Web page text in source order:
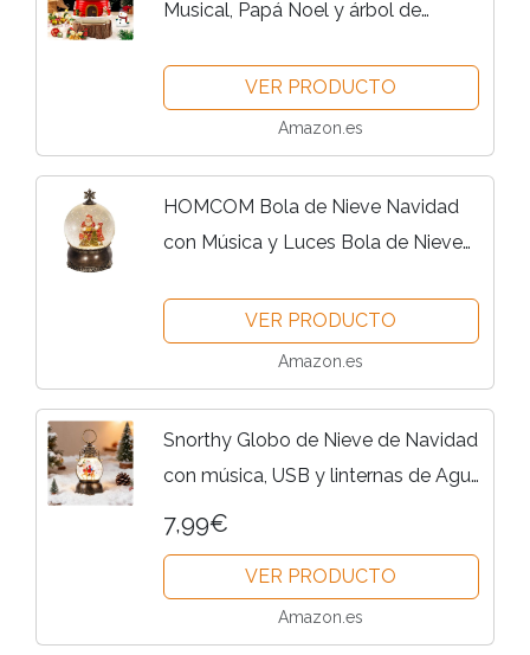
Musical, Papá Noel y árbol de
Decoraciones Brillantes Decoración
Linterna Globos De Nieve...
VER PRODUCTO
Amazon.es
HOMCOM Bola de Nieve Navidad
con Música y Luces Bola de Nieve
para Decoración Navideña Regalo
de Fiesta Bronce
VER PRODUCTO
Amazon.es
Snorthy Globo de Nieve de Navidad
con música, USB y linternas de Agua
alimentadas por batería Brillo LED
decorde Navidad casa...
7,99€
VER PRODUCTO
Amazon.es